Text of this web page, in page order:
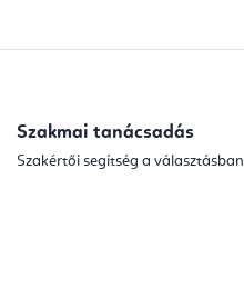
Szakmai tanácsadás
Szakértői segítség a választásban